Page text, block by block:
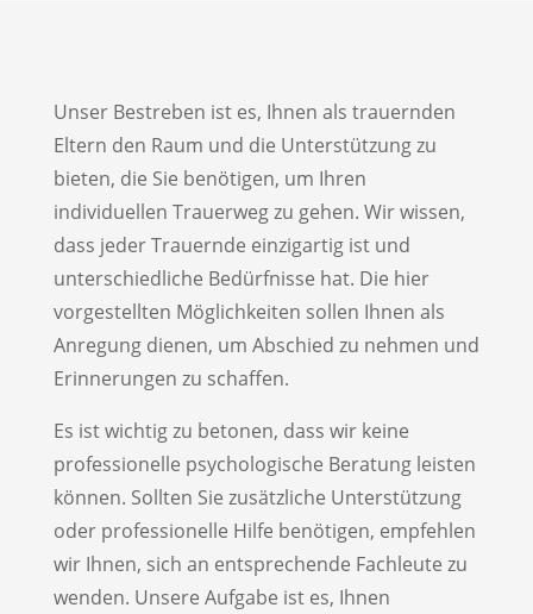
Unser Bestreben ist es, Ihnen als trauernden
Eltern den Raum und die Unterstützung zu
bieten, die Sie benötigen, um Ihren
individuellen Trauerweg zu gehen. Wir wissen,
dass jeder Trauernde einzigartig ist und
unterschiedliche Bedürfnisse hat. Die hier
vorgestellten Möglichkeiten sollen Ihnen als
Anregung dienen, um Abschied zu nehmen und
Erinnerungen zu schaffen.
Es ist wichtig zu betonen, dass wir keine
professionelle psychologische Beratung leisten
können. Sollten Sie zusätzliche Unterstützung
oder professionelle Hilfe benötigen, empfehlen
wir Ihnen, sich an entsprechende Fachleute zu
wenden. Unsere Aufgabe ist es, Ihnen